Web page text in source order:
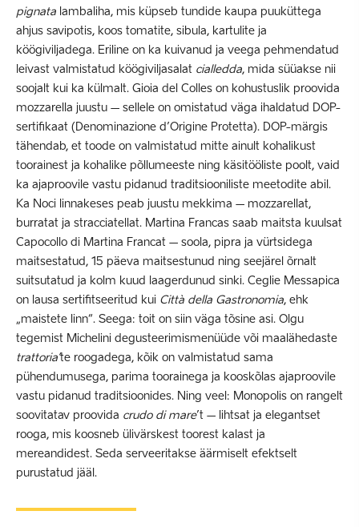
pignata lambaliha, mis küpseb tundide kaupa puuküttega
ahjus savipotis, koos tomatite, sibula, kartulite ja
köögiviljadega. Eriline on ka kuivanud ja veega pehmendatud
leivast valmistatud köögiviljasalat cialledda, mida süüakse nii
soojalt kui ka külmalt. Gioia del Colles on kohustuslik proovida
mozzarella juustu – sellele on omistatud väga ihaldatud DOP-
sertifikaat (Denominazione d’Origine Protetta). DOP-märgis
tähendab, et toode on valmistatud mitte ainult kohalikust
toorainest ja kohalike põllumeeste ning käsitööliste poolt, vaid
ka ajaproovile vastu pidanud traditsiooniliste meetodite abil.
Ka Noci linnakeses peab juustu mekkima – mozzarellat,
burratat ja stracciatellat. Martina Francas saab maitsta kuulsat
Capocollo di Martina Francat – soola, pipra ja vürtsidega
maitsestatud, 15 päeva maitsestunud ning seejärel õrnalt
suitsutatud ja kolm kuud laagerdunud sinki. Ceglie Messapica
on lausa sertifitseeritud kui Città della Gastronomia, ehk
„maistete linn“. Seega: toit on siin väga tõsine asi. Olgu
tegemist Michelini degusteerimismenüüde või maalähedaste
trattoria’te roogadega, kõik on valmistatud sama
pühendumusega, parima toorainega ja kooskõlas ajaproovile
vastu pidanud traditsioonides. Ning veel: Monopolis on rangelt
soovitatav proovida crudo di mare’t – lihtsat ja elegantset
rooga, mis koosneb ülivärskest toorest kalast ja
mereandidest. Seda serveeritakse äärmiselt efektselt
purustatud jääl.